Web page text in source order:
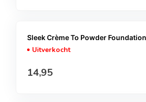
Sleek Crème To Powder
Uitverkocht
Normale prijs
14,95